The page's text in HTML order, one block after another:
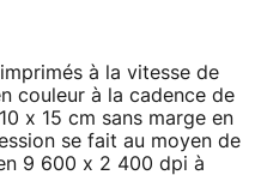
à la vitesse de
couleur à la cadence de
x 15 cm sans marge en
se fait au moyen de
9 600 x 2 400 dpi à